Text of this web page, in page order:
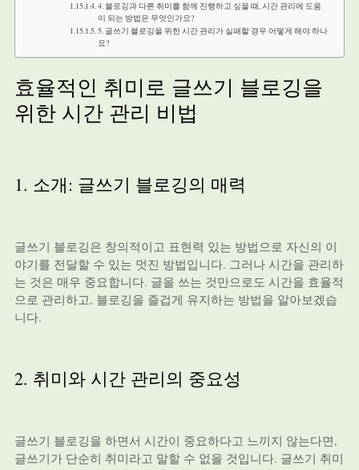
4. 블로깅과 다른 취미를 함께 진행하고 싶을 때, 시간 관리에 도움
이 되는 방법은 무엇인가요?
5. 글쓰기 블로깅을 위한 시간 관리가 실패할 경우 어떻게 해야 하나
요?
효율적인 취미로 글쓰기 블로깅을
위한 시간 관리 비법
1. 소개: 글쓰기 블로깅의 매력
글쓰기 블로깅은 창의적이고 표현력 있는 방법으로 자신의 이
야기를 전달할 수 있는 멋진 방법입니다. 그러나 시간을 관리하
는 것은 매우 중요합니다. 글을 쓰는 것만으로도 시간을 효율적
으로 관리하고, 블로깅을 즐겁게 유지하는 방법을 알아보겠습
니다.
2. 취미와 시간 관리의 중요성
글쓰기 블로깅을 하면서 시간이 중요하다고 느끼지 않는다면,
글쓰기가 단순히 취미라고 말할 수 없을 것입니다. 글쓰기 취미